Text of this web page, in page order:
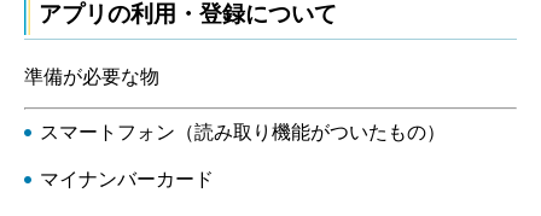
アプリの利用・登録について
準備が必要な物
スマートフォン（読み取り機能がついたもの）
マイナンバーカード